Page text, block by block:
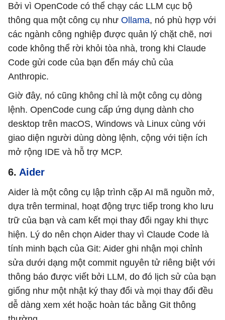
Bởi vì OpenCode có thể chạy các LLM cục bộ
thông qua một công cụ như Ollama, nó phù hợp với
các ngành công nghiệp được quản lý chặt chẽ, nơi
code không thể rời khỏi tòa nhà, trong khi Claude
Code gửi code của bạn đến máy chủ của
Anthropic.
Giờ đây, nó cũng không chỉ là một công cụ dòng
lệnh. OpenCode cung cấp ứng dụng dành cho
desktop trên macOS, Windows và Linux cùng với
giao diện người dùng dòng lệnh, cộng với tiện ích
mở rộng IDE và hỗ trợ MCP.
6. Aider
Aider là một công cụ lập trình cặp AI mã nguồn mở,
dựa trên terminal, hoạt động trực tiếp trong kho lưu
trữ của bạn và cam kết mọi thay đổi ngay khi thực
hiện. Lý do nên chọn Aider thay vì Claude Code là
tính minh bạch của Git: Aider ghi nhận mọi chỉnh
sửa dưới dạng một commit nguyên tử riêng biệt với
thông báo được viết bởi LLM, do đó lịch sử của bạn
giống như một nhật ký thay đổi và mọi thay đổi đều
dễ dàng xem xét hoặc hoàn tác bằng Git thông